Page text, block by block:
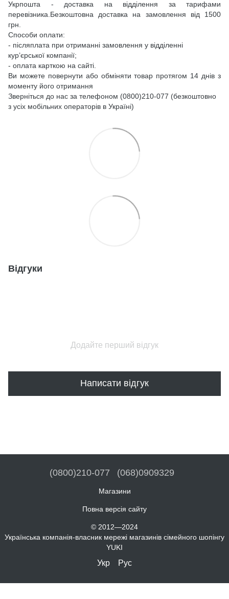
Укрпошта - доставка на відділення за тарифами
перевізника.Безкоштовна доставка на замовлення від 1500
грн.
Способи оплати:
- післяплата при отриманні замовлення у відділенні
кур’єрської компанії;
- оплата карткою на сайті.
Ви можете повернути або обміняти товар протягом 14 днів з
моменту його отримання
Зверніться до нас за телефоном (0800)210-077 (безкоштовно
з усіх мобільних операторів в Україні)
Відгуки
Додайте перший відгук
Написати відгук
(0800)210-077 (068)0909329
Магазини
Повна версія сайту
© 2012—2024
Українська компанія-власник мережі магазинів сімейного шопінгу
YUKI
Укр Рус